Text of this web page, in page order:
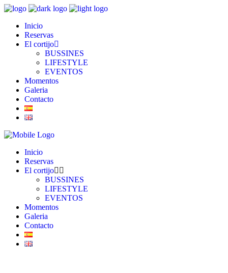
Inicio
Reservas
El cortijo
BUSSINES
LIFESTYLE
EVENTOS
Momentos
Galeria
Contacto
Inicio
Reservas
El cortijo
BUSSINES
LIFESTYLE
EVENTOS
Momentos
Galeria
Contacto